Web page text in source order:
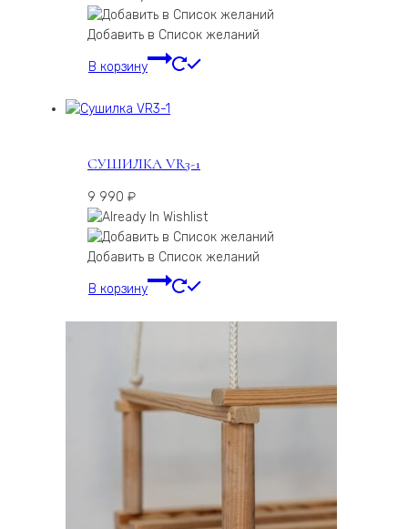
Добавить в Список желаний
В корзину
СУШИЛКА VR3-1
9 990 ₽
Добавить в Список желаний
В корзину